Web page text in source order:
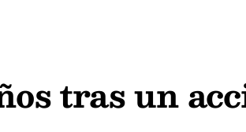
tras un